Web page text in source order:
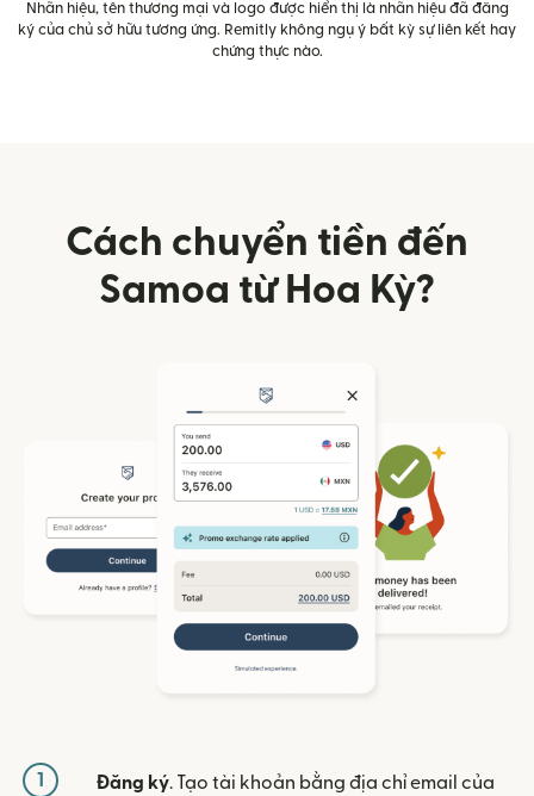
Nhãn hiệu, tên thương mại và logo được hiển thị là nhãn hiệu đã đăng
ký của chủ sở hữu tương ứng. Remitly không ngụ ý bất kỳ sự liên kết hay
chứng thực nào.
Cách chuyển tiền đến
Samoa từ Hoa Kỳ?
1 Đăng ký. Tạo tài khoản bằng địa chỉ email của